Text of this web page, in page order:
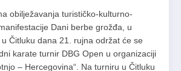
obilježavanja turističko-kulturno-
Dani berbe grožđa, u
Čitluku dana 21. rujna održat će se
karate turnir DBG Open u organizaciji
– Hercegovina“. Na turniru u Čitluku